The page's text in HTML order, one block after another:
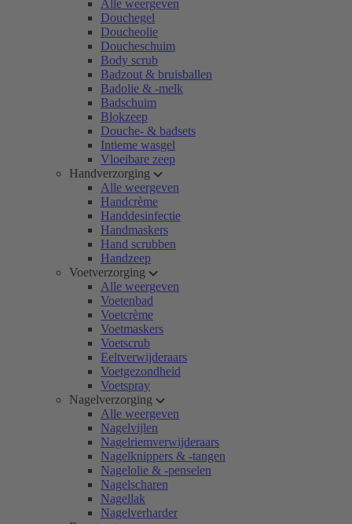
Alle weergeven
Douchegel
Doucheolie
Doucheschuim
Body scrub
Badzout & bruisballen
Badolie & -melk
Badschuim
Blokzeep
Douche- & badsets
Intieme wasgel
Vloeibare zeep
Handverzorging
Alle weergeven
Handcrème
Handdesinfectie
Handmaskers
Hand scrubben
Handzeep
Voetverzorging
Alle weergeven
Voetenbad
Voetcrème
Voetmaskers
Voetscrub
Eeltverwijderaars
Voetgezondheid
Voetspray
Nagelverzorging
Alle weergeven
Nagelvijlen
Nagelriemverwijderaars
Nagelknippers & -tangen
Nagelolie & -penselen
Nagelscharen
Nagellak
Nagelverharder